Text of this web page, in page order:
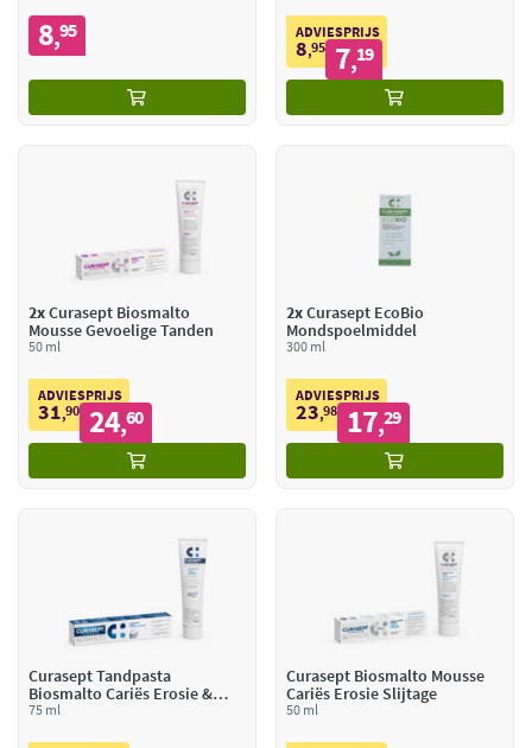
8,95 ADVIESPRIJS
8,95 7,19
2xCurasept Biosmalto
Mousse Gevoelige Tanden
50 ml
ADVIESPRIJS
31,90 24,60
2xCurasept EcoBio
Mondspoelmiddel
300 ml
ADVIESPRIJS
23,98 17,29
Curasept Tandpasta
Biosmalto Cariës Erosie &
Slijtage
75 ml
Curasept Biosmalto Mousse
Cariës Erosie Slijtage
50 ml